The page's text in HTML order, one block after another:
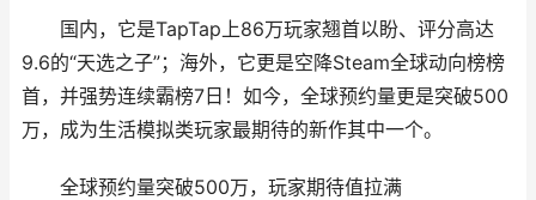
国内，它是TapTap上86万玩家翘首以盼、评分高达
9.6的“天选之子”；海外，它更是空降Steam全球动向榜榜
首，并强势连续霸榜7日！如今，全球预约量更是突破500
万，成为生活模拟类玩家最期待的新作其中一个。
全球预约量突破500万，玩家期待值拉满